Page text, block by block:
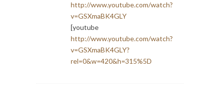
http://www.youtube.com/watch?
v=GSXmaBK4GLY
[youtube
http://www.youtube.com/watch?
v=GSXmaBK4GLY?
rel=0&w=420&h=315%5D